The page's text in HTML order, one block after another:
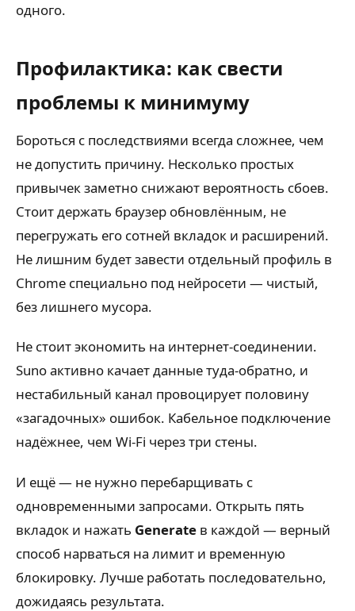
одного.
Профилактика: как свести
проблемы к минимуму
Бороться с последствиями всегда сложнее, чем
не допустить причину. Несколько простых
привычек заметно снижают вероятность сбоев.
Стоит держать браузер обновлённым, не
перегружать его сотней вкладок и расширений.
Не лишним будет завести отдельный профиль в
Chrome специально под нейросети — чистый,
без лишнего мусора.
Не стоит экономить на интернет-соединении.
Suno активно качает данные туда-обратно, и
нестабильный канал провоцирует половину
«загадочных» ошибок. Кабельное подключение
надёжнее, чем Wi-Fi через три стены.
И ещё — не нужно перебарщивать с
одновременными запросами. Открыть пять
вкладок и нажать Generate в каждой — верный
способ нарваться на лимит и временную
блокировку. Лучше работать последовательно,
дожидаясь результата.